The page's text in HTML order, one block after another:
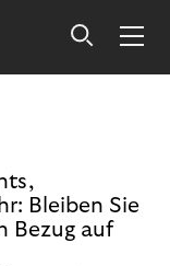
Bleiben Sie
Bezug auf